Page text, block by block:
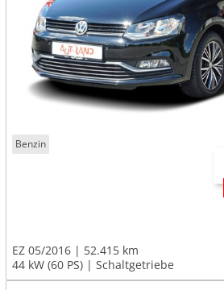
Benzin
EZ 05/2016
52.415 km
44 kW (60 PS)
Schaltgetriebe